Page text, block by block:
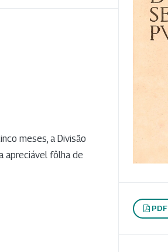
meses, a Divisão
apreciável fôlha de
PDF